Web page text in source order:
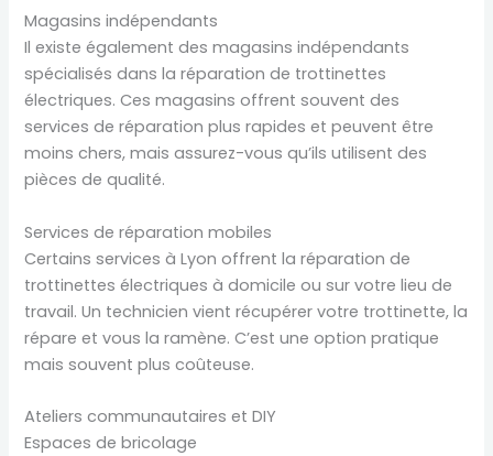
Magasins indépendants
Il existe également des magasins indépendants
spécialisés dans la réparation de trottinettes
électriques. Ces magasins offrent souvent des
services de réparation plus rapides et peuvent être
moins chers, mais assurez-vous qu’ils utilisent des
pièces de qualité.
Services de réparation mobiles
Certains services à Lyon offrent la réparation de
trottinettes électriques à domicile ou sur votre lieu de
travail. Un technicien vient récupérer votre trottinette, la
répare et vous la ramène. C’est une option pratique
mais souvent plus coûteuse.
Ateliers communautaires et DIY
Espaces de bricolage